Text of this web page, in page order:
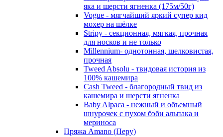
яка и шерсти ягненка (175м/50г)
Vogue - мягчайший яркий супер кид
мохер на шёлке
Stripy - секционная, мягкая, прочная
для носков и не только
Millennium- однотонная, шелковистая,
прочная
Tweed Absolu - твидовая история из
100% кашемира
Cash Tweed - благородный твид из
кашемира и шерсти ягненка
Baby Alpaca - нежный и объемный
шнурочек с пухом бэби альпака и
мериноса
Пряжа Amano (Перу)